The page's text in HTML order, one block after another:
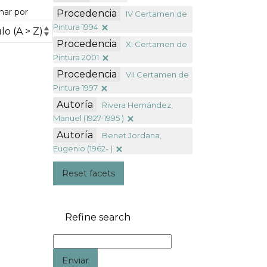
por
Procedencia
IV Certamen de
Pintura 1994
Procedencia
XI Certamen de
Pintura 2001
Procedencia
VII Certamen de
Pintura 1997
Autoría
Rivera Hernández,
Manuel (1927-1995 )
Autoría
Benet Jordana,
Eugenio (1962- )
Reset facets
Refine search
Enviar